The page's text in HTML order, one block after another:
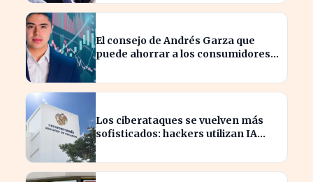
El consejo de Andrés Garza que
puede ahorrar a los consumidores
Los ciberataques se vuelven más
sofisticados: hackers utilizan IA